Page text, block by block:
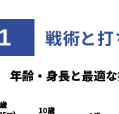
1 戦術と